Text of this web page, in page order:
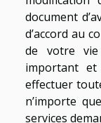
document
d’accord au
de votre
important
effectuer
n’importe
services